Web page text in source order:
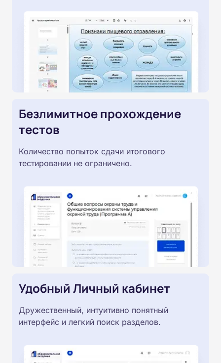
Безлимитное прохождение
тестов
Количество попыток сдачи итогового
тестировании не ограничено.
Удобный Личный кабинет
Дружественный, интуитивно понятный
интерфейс и легкий поиск разделов.